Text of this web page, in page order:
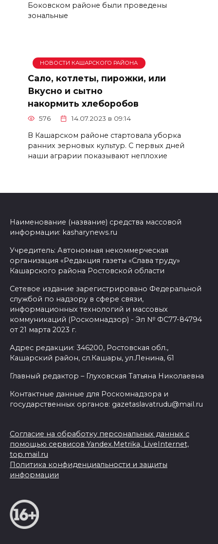
Боковском районе были проведены
зональные
НОВОСТИ КАШАРСКОГО РАЙОНА
Сало, котлеты, пирожки, или
Вкусно и сытно
накормить хлеборобов
576 14.07.2023 в 09:14
В Кашарском районе стартовала уборка
ранних зерновых культур. С первых дней
наши аграрии показывают неплохие
Наименование (название) средства массовой
информации: kasharynews.ru
Учредитель: Автономная некоммерческая
организация «Редакция газеты «Слава труду»
Кашарского района Ростовской области
Сетевое издание зарегистрировано Федеральной
службой по надзору в сфере связи,
информационных технологий и массовых
коммуникаций (Роскомнадзор) - Эл № ФС77-84794
от 21 марта 2023 г.
Адрес редакции: 346200, Ростовская обл.,
Кашарский район, сл.Кашары, ул.Ленина, 61
Главный редактор – Глуховская Татьяна Николаевна
Контактные данные для Роскомнадзора и
государственных органов: gazetaslavatrudu@mail.ru
Согласие на обработку персональных данных с
помощью сервисов Yandex.Metrika, LiveInternet,
top.mail.ru
Политика конфиденциальности и защиты
информации